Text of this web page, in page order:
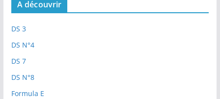
A découvrir
DS 3
DS N°4
DS 7
DS N°8
Formula E